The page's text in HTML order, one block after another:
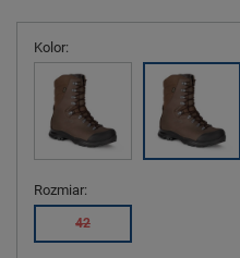
Kolor
Rozmiar
42